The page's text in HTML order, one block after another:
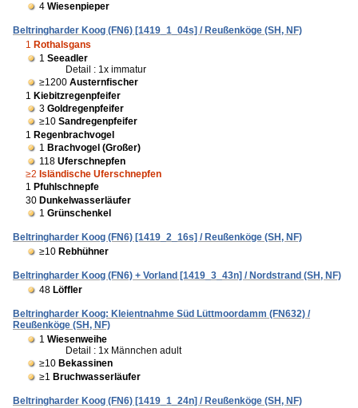
4 Wiesenpieper
Beltringharder Koog (FN6) [1419_1_04s] / Reußenköge (SH, NF)
1 Rothalsgans
1 Seeadler
Detail : 1x immatur
≥1200 Austernfischer
1 Kiebitzregenpfeifer
3 Goldregenpfeifer
≥10 Sandregenpfeifer
1 Regenbrachvogel
1 Brachvogel (Großer)
118 Uferschnepfen
≥2 Isländische Uferschnepfen
1 Pfuhlschnepfe
30 Dunkelwasserläufer
1 Grünschenkel
Beltringharder Koog (FN6) [1419_2_16s] / Reußenköge (SH, NF)
≥10 Rebhühner
Beltringharder Koog (FN6) + Vorland [1419_3_43n] / Nordstrand (SH, NF)
48 Löffler
Beltringharder Koog: Kleientnahme Süd Lüttmoordamm (FN632) /
Reußenköge (SH, NF)
1 Wiesenweihe
Detail : 1x Männchen adult
≥10 Bekassinen
≥1 Bruchwasserläufer
Beltringharder Koog (FN6) [1419_1_24n] / Reußenköge (SH, NF)